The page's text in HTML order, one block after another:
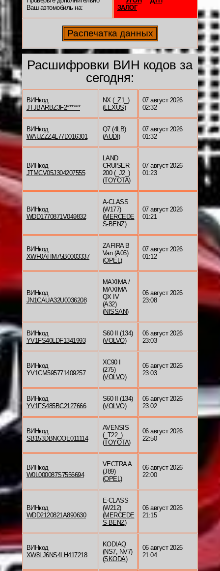
Ваш автомобиль на:
ЗАЛОГ
Расшифровки ВИН кодов за
сегодня:
ВИНкод
JTJBARBZ3F2******
NX (_Z1_)
(LEXUS)
07 август 2026
02:32
ВИНкод
WAUZZZ4L77D016301
Q7 (4LB)
(AUDI )
07 август 2026
01:32
ВИНкод
JTMCV05J304207555
LAND
CRUISER
200 (_J2_)
(TOYOTA)
07 август 2026
01:23
ВИНкод
WDD1770871V049832
A-CLASS
(W177)
(MERCEDE
S-BENZ)
07 август 2026
01:21
ВИНкод
XWF0AHM75B0003337
ZAFIRA B
Van (A05)
(OPEL )
07 август 2026
01:12
ВИНкод
JN1CAUA32U0036208
MAXIMA /
MAXIMA
QX IV
(A32)
(NISSAN)
06 август 2026
23:08
ВИНкод
YV1FS40LDF1341993
S60 II (134)
(VOLVO)
06 август 2026
23:03
ВИНкод
YV1CM595771409257
XC90 I
(275)
(VOLVO)
06 август 2026
23:03
ВИНкод
YV1FS485BC2127666
S60 II (134)
(VOLVO)
06 август 2026
23:02
ВИНкод
SB153DBNOOE011114
AVENSIS
(_T22_)
(TOYOTA)
06 август 2026
22:50
ВИНкод
W0L000087S7556694
VECTRA A
(J89)
(OPEL )
06 август 2026
22:00
ВИНкод
WDD2120821A890630
E-CLASS
(W212)
(MERCEDE
S-BENZ)
06 август 2026
21:15
ВИНкод
XW8LJ6NS4LH417218
KODIAQ
(NS7, NV7)
(SKODA)
06 август 2026
21:04